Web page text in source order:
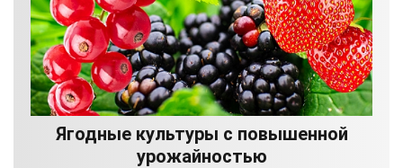
Ягодные культуры с повышенной
урожайностью